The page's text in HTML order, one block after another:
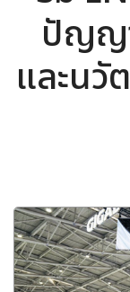
ปัญญ
และนวั